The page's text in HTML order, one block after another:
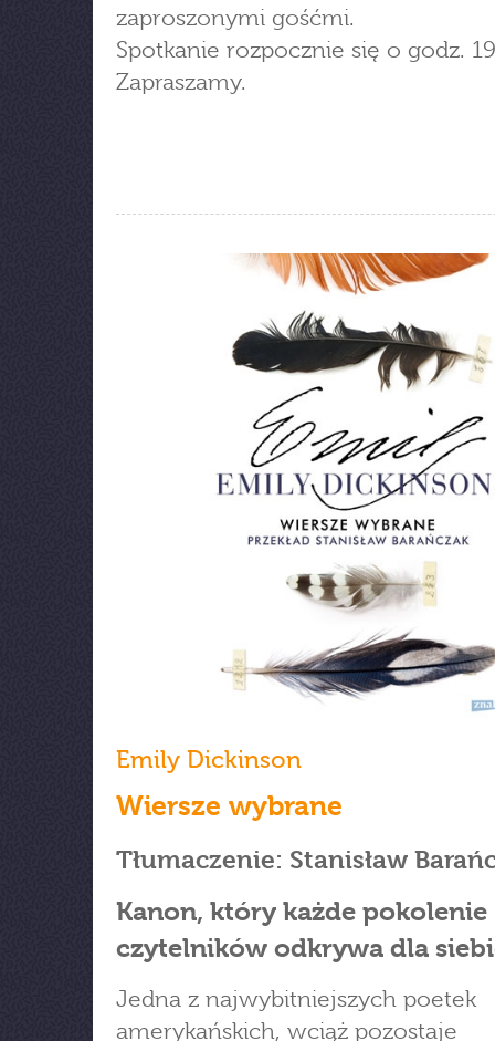
zaproszonymi gośćmi.
Spotkanie rozpocznie się o godz.
Zapraszamy.
Emily Dickinson
Wiersze wybrane
Tłumaczenie: Stanisław
Kanon, który każde pokolenie
czytelników odkrywa dla
Jedna z najwybitniejszych poetek
amerykańskich, wciąż pozostaje